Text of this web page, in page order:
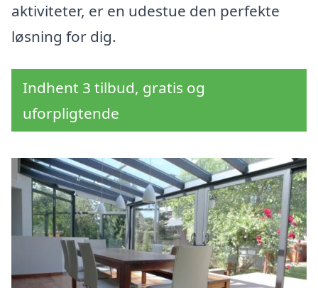
aktiviteter, er en udestue den perfekte
løsning for dig.
Indhent 3 tilbud, gratis og
uforpligtende